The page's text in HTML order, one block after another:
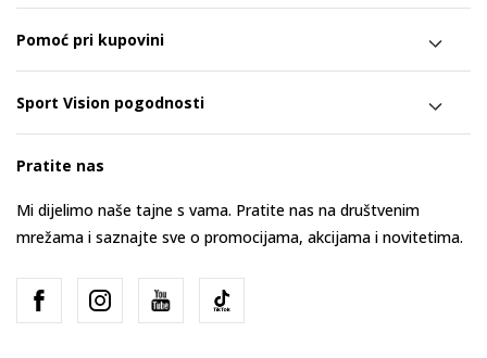
Pomoć pri kupovini
Sport Vision pogodnosti
Pratite nas
Mi dijelimo naše tajne s vama. Pratite nas na društvenim
mrežama i saznajte sve o promocijama, akcijama i novitetima.